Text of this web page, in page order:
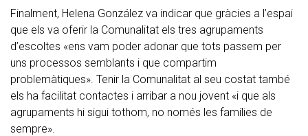
Finalment, Helena González va indicar que gràcies a l’espai
que els va oferir la Comunalitat els tres agrupaments
d’escoltes «ens vam poder adonar que tots passem per
uns processos semblants i que compartim
problemàtiques». Tenir la Comunalitat al seu costat també
els ha facilitat contactes i arribar a nou jovent «i que als
agrupaments hi sigui tothom, no només les famílies de
sempre».